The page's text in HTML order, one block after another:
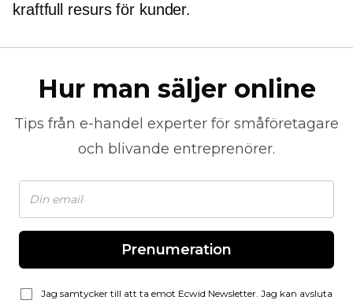
kraftfull resurs för kunder.
Hur man säljer online
Tips från e-handel experter för småföretagare
och blivande entreprenörer.
Prenumeration
Jag samtycker till att ta emot Ecwid Newsletter. Jag kan avsluta